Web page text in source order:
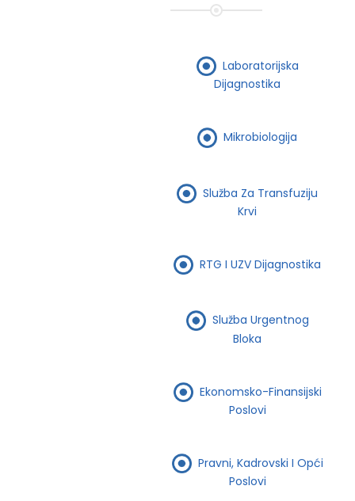
Laboratorijska
Dijagnostika
Mikrobiologija
Služba Za Transfuziju
Krvi
RTG I UZV Dijagnostika
Služba Urgentnog
Bloka
Ekonomsko-Finansijski
Poslovi
Pravni, Kadrovski I Opći
Poslovi